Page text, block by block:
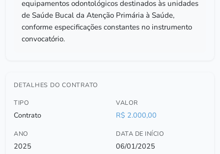
equipamentos odontológicos destinados às unidades
de Saúde Bucal da Atenção Primária à Saúde,
conforme especificações constantes no instrumento
convocatório.
DETALHES DO CONTRATO
TIPO
Contrato
VALOR
R$ 2.000,00
ANO
2025
DATA DE INÍCIO
06/01/2025